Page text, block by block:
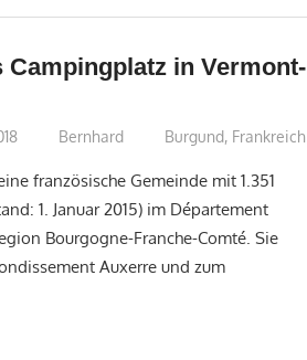
Campingplatz in Vermont-
Bernhard Burgund, Frankreich
französische Gemeinde mit 1.351
1. Januar 2015) im Département
Bourgogne-Franche-Comté. Sie
Auxerre und zum